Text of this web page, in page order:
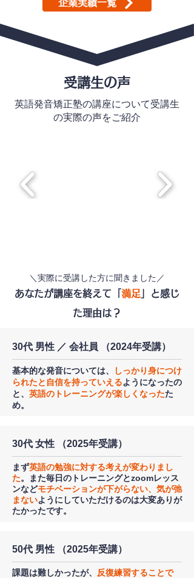
企業実績一覧
受講生の声
英語発音矯正塾の講座について受講生
の実際の声をご紹介
＼実際に受講した方に聞きました／
あなたが講座を終えて「 満足 」と感じ
た理由は？
30代 男性 ／ 会社員 （2024年受講）
基本的な発音については、
しっかり身につけ
られたと自信を持っていえるようになったの
と、 英語のトレーニングが楽しくなったた
め。
30代 女性 （2025年受講）
まず英語の勉強に対する考えが変わりまし
た。また毎日のトレーニングとzoomレッス
ンなどモチベーションが下がらない、気が弛
まないようにしていただけるのは大変ありが
たかったです。
50代 男性 （2025年受講）
課題は難しかったが、
反復練習することで